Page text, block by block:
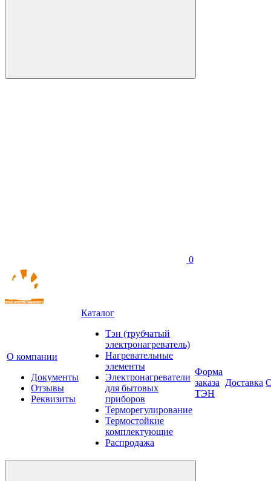
0
О компании
Документы
Отзывы
Реквизиты
Каталог
Тэн (трубчатый
электронагреватель)
Нагревательные
элементы
Электронагреватели
для бытовых
приборов
Терморегулирование
Термостойкие
комплектующие
Распродажа
Форма
заказа
ТЭН
Доставка